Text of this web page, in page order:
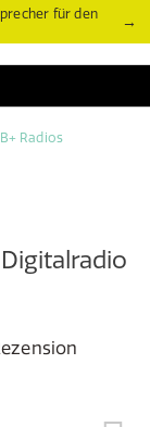
für den
→
Radios